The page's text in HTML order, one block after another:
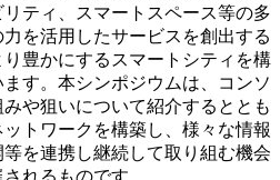
ティ、スマートスペース等の多
を活用したサービスを創出する
豊かにするスマートシティを構
す。本シンポジウムは、コンソ
や狙いについて紹介するととも
トワークを構築し、様々な情報
を連携し継続して取り組む機会
れるものです。